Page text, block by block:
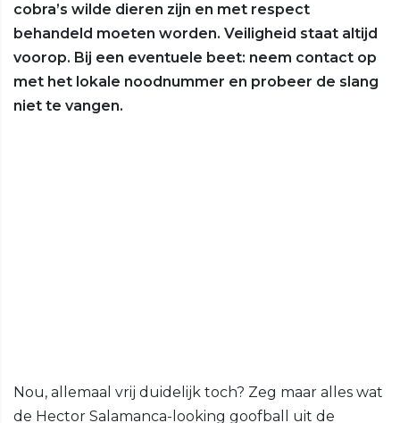
cobra’s wilde dieren zijn en met respect
behandeld moeten worden. Veiligheid staat altijd
voorop. Bij een eventuele beet: neem contact op
met het lokale noodnummer en probeer de slang
niet te vangen.
Nou, allemaal vrij duidelijk toch? Zeg maar alles wat
de Hector Salamanca-looking goofball uit de